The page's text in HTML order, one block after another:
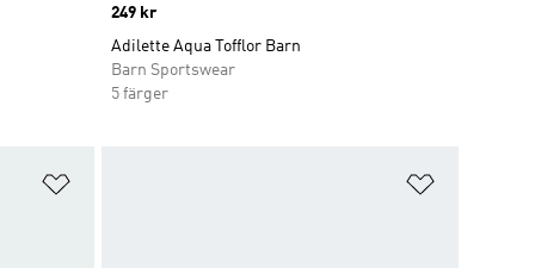
Price
249 kr
Adilette Aqua Tofflor Barn
Barn Sportswear
5 färger